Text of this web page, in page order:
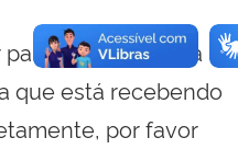
visualizar essa
que está recebendo
por favor